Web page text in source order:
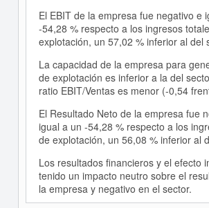
El EBIT de la empresa fue negativo e
-54,28 % respecto a los ingresos
explotación, un 57,02 % inferior al del
La capacidad de la empresa para
de explotación es inferior a la del
ratio EBIT/Ventas es menor (-0,54
El Resultado Neto de la empresa fue
igual a un -54,28 % respecto a los
de explotación, un 56,08 % inferior al
Los resultados financieros y el efecto
tenido un impacto neutro sobre el
la empresa y negativo en el sector.